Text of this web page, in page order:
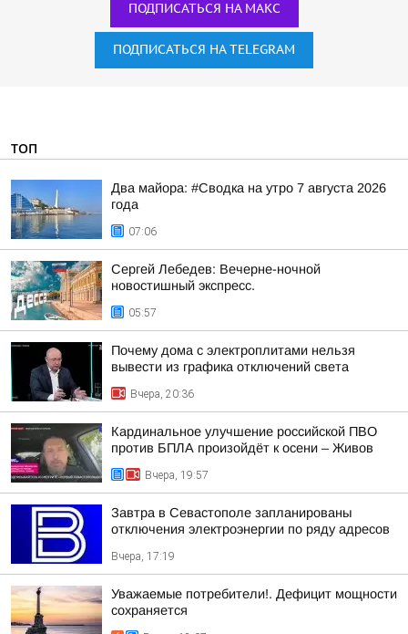
ПОДПИСАТЬСЯ НА МАКС
ПОДПИСАТЬСЯ НА TELEGRAM
ТОП
Два майора: #Сводка на утро 7 августа 2026
года
07:06
Сергей Лебедев: Вечерне-ночной
новостишный экспресс.
05:57
Почему дома с электроплитами нельзя
вывести из графика отключений света
Вчера, 20:36
Кардинальное улучшение российской ПВО
против БПЛА произойдёт к осени – Живов
Вчера, 19:57
Завтра в Севастополе запланированы
отключения электроэнергии по ряду адресов
Вчера, 17:19
Уважаемые потребители!. Дефицит мощности
сохраняется